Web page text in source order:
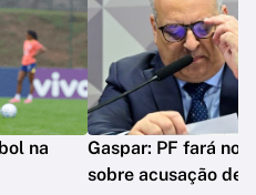
na
Gaspar: PF fará
sobre acusação de